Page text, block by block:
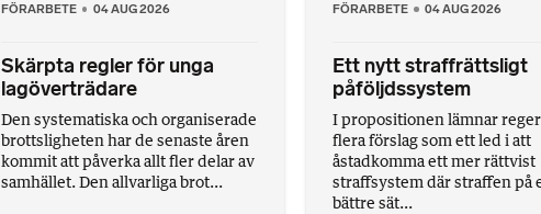
FÖRARBETE 04 AUG 2026
Skärpta regler för unga
lagöverträdare
Den systematiska och organiserade
brottsligheten har de senaste åren
kommit att påverka allt fler delar av
samhället. Den allvarliga brot...
FÖRARBETE 04 AUG 2026
Ett nytt straffrättsligt
påföljdssystem
I propositionen lämnar
flera förslag som ett led i att
åstadkomma ett mer rättvist
straffsystem där straffen på
bättre sät...